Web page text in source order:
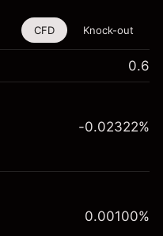
für das Traden
zur Verfügung.
CFD Knock-out
0.6
-0.02322%
0.00100%